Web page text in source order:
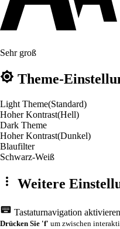
Sehr groß
Theme-
Light Theme(Standard)
Hoher Kontrast(Hell)
Dark Theme
Hoher Kontrast(Dunkel)
Blaufilter
Schwarz-Weiß
Weitere
Tastaturnavigation aktivieren
Drücken Sie 'f' um zwischen